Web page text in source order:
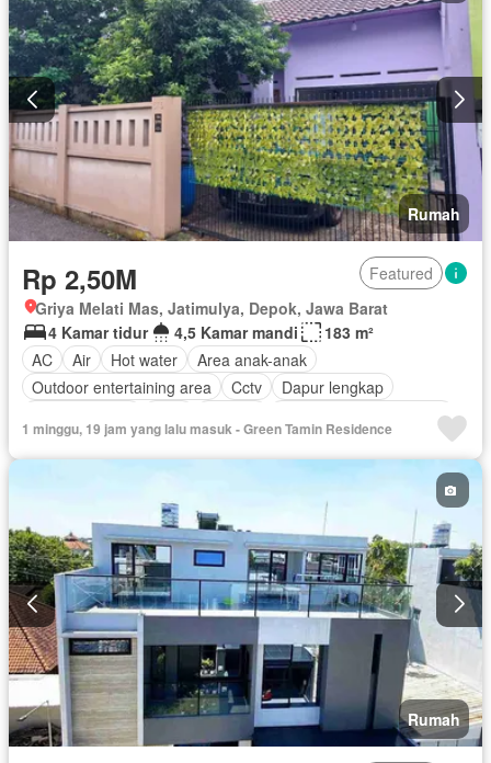
Rumah
Rp 2,50M
Featured
Griya Melati Mas, Jatimulya, Depok, Jawa Barat
4 Kamar tidur
4,5 Kamar mandi
183 m²
AC
Air Hot water
Area anak-anak
Outdoor entertaining area
Cctv
Dapur lengkap
Lemari pakaian bawaan
Listrik
Fully fenced Secure parking
Pemanasan
Teras
1 minggu, 19 jam yang lalu masuk - Green Tamin Residence
Rumah